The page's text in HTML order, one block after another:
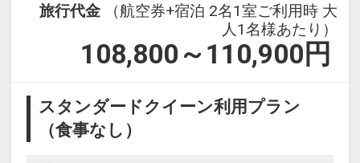
旅行代金
（航空券+宿泊 2名1室ご利用時 大
人1名様あたり）
108,800～110,900 円
スタンダードクイーン利用プラン
（食事なし）